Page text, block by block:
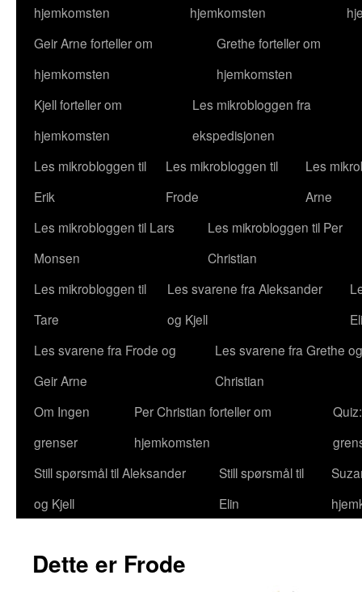
hjemkomsten
hjemkomsten
Geir Arne forteller om
hjemkomsten
Grethe forteller om
hjemkomsten
Kjell forteller om
hjemkomsten
Les mikrobloggen fra
ekspedisjonen
Les mikrobloggen til
Erik
Les mikrobloggen til
Frode
Les
Arne
Les mikrobloggen til Lars
Monsen
Les mikrobloggen til Per
Christian
Les mikrobloggen til
Tare
Les svarene fra Aleksander
og Kjell
Les svarene fra Frode og
Geir Arne
Les svarene fra Grethe
Christian
Om Ingen
grenser
Per Christian forteller om
hjemkomsten
Still spørsmål til Aleksander
og Kjell
Still spørsmål til
Elin
Dette er Frode